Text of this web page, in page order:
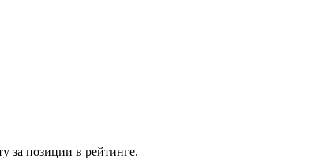
за позиции в рейтинге.